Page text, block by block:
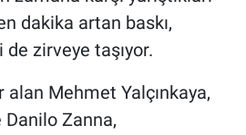
dakika artan baskı,
zirveye taşıyor.
Mehmet Yalçınkaya,
Zanna,